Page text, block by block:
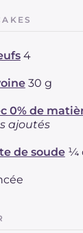
4
30 g
0% de
ajoutés
de soude ¼